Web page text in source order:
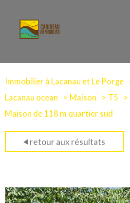
Immobilier à Lacanau et Le Porge
Lacanau ocean
Maison
T5
Maison de 118 m quartier sud
retour aux résultats